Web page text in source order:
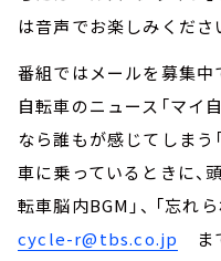
は音声でお楽しみくださ
番組ではメールを募集中
自転車のニュース「マイ
なら誰もが感じてしまう
車に乗っているときに、
転車脳内BGM」、 「忘れ
cycle-r@tbs.co.jp
ま